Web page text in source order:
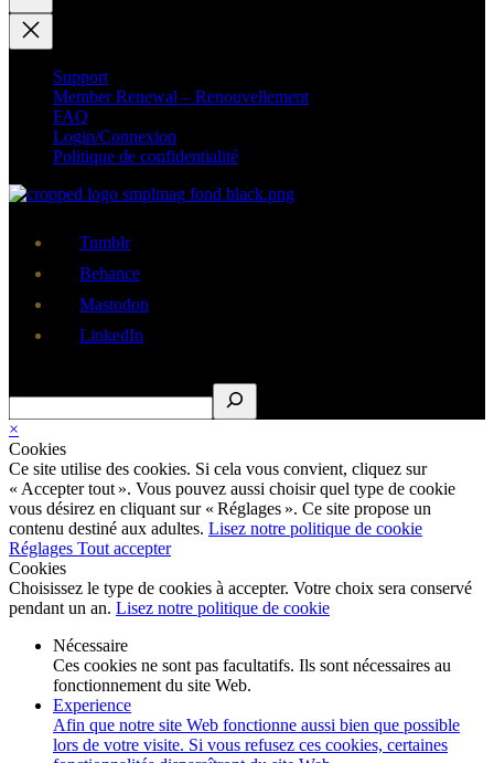
Support
Member Renewal – Renouvellement
FAQ
Login/Connexion
Politique de confidentialité
Tumblr
Behance
Mastodon
LinkedIn
×
Cookies
Ce site utilise des cookies. Si cela vous convient, cliquez sur
« Accepter tout ». Vous pouvez aussi choisir quel type de cookie
vous désirez en cliquant sur « Réglages ». Ce site propose un
contenu destiné aux adultes. Lisez notre politique de cookie
Réglages Tout accepter
Cookies
Choisissez le type de cookies à accepter. Votre choix sera conservé
pendant un an. Lisez notre politique de cookie
Nécessaire
Ces cookies ne sont pas facultatifs. Ils sont nécessaires au
fonctionnement du site Web.
Experience
Afin que notre site Web fonctionne aussi bien que possible
lors de votre visite. Si vous refusez ces cookies, certaines